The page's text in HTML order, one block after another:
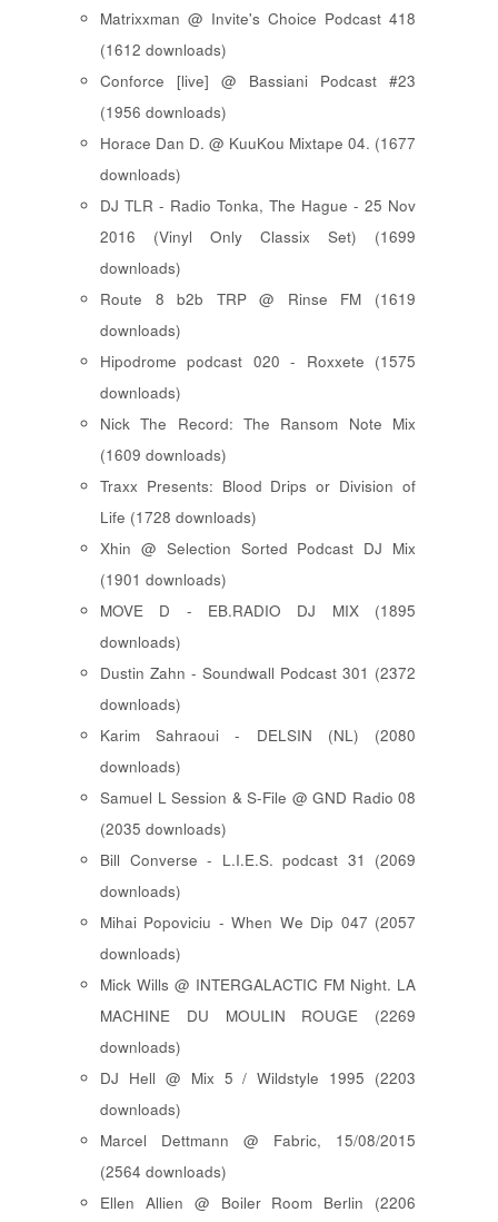
Matrixxman @ Invite's Choice Podcast 418
(1612 downloads)
Conforce [live] @ Bassiani Podcast #23
(1956 downloads)
Horace Dan D. @ KuuKou Mixtape 04. (1677
downloads)
DJ TLR - Radio Tonka, The Hague - 25 Nov
2016 (Vinyl Only Classix Set) (1699
downloads)
Route 8 b2b TRP @ Rinse FM (1619
downloads)
Hipodrome podcast 020 - Roxxete (1575
downloads)
Nick The Record: The Ransom Note Mix
(1609 downloads)
Traxx Presents: Blood Drips or Division of
Life (1728 downloads)
Xhin @ Selection Sorted Podcast DJ Mix
(1901 downloads)
MOVE D - EB.RADIO DJ MIX (1895
downloads)
Dustin Zahn - Soundwall Podcast 301 (2372
downloads)
Karim Sahraoui - DELSIN (NL) (2080
downloads)
Samuel L Session & S-File @ GND Radio 08
(2035 downloads)
Bill Converse - L.I.E.S. podcast 31 (2069
downloads)
Mihai Popoviciu - When We Dip 047 (2057
downloads)
Mick Wills @ INTERGALACTIC FM Night. LA
MACHINE DU MOULIN ROUGE (2269
downloads)
DJ Hell @ Mix 5 / Wildstyle 1995 (2203
downloads)
Marcel Dettmann @ Fabric, 15/08/2015
(2564 downloads)
Ellen Allien @ Boiler Room Berlin (2206